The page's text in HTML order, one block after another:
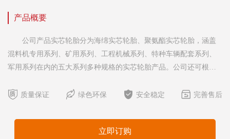
产品概要
公司产品实芯轮胎分为海绵实芯轮胎、聚氨酯实芯轮胎，涵盖
混料机专用系列、矿用系列、工程机械系列、特种车辆配套系列、
军用系列在内的五大系列多种规格的实芯轮胎产品。公司还可根据
芯轮胎的承载能力。 公司产品充气轮胎涵盖工业车辆系列、工
格。 实芯轮胎优越性与应用： 海绵实芯轮胎具有承载能力
 质量保证  绿色环保  安全稳定  完善售后
立即订购